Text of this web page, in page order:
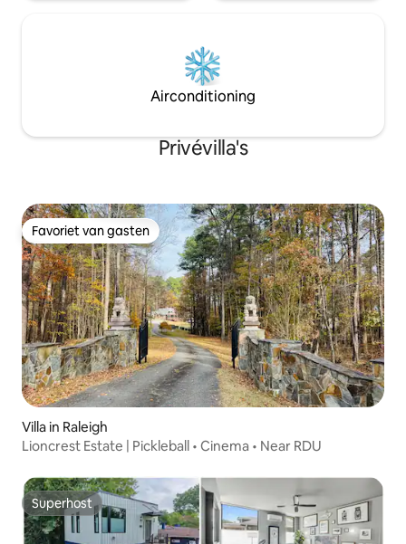
Airconditioning
Privévilla's
Favoriet van gasten
Favoriet van gasten
Villa in Raleigh
Lioncrest Estate | Pickleball • Cinema • Near RDU
Superhost
Superhost